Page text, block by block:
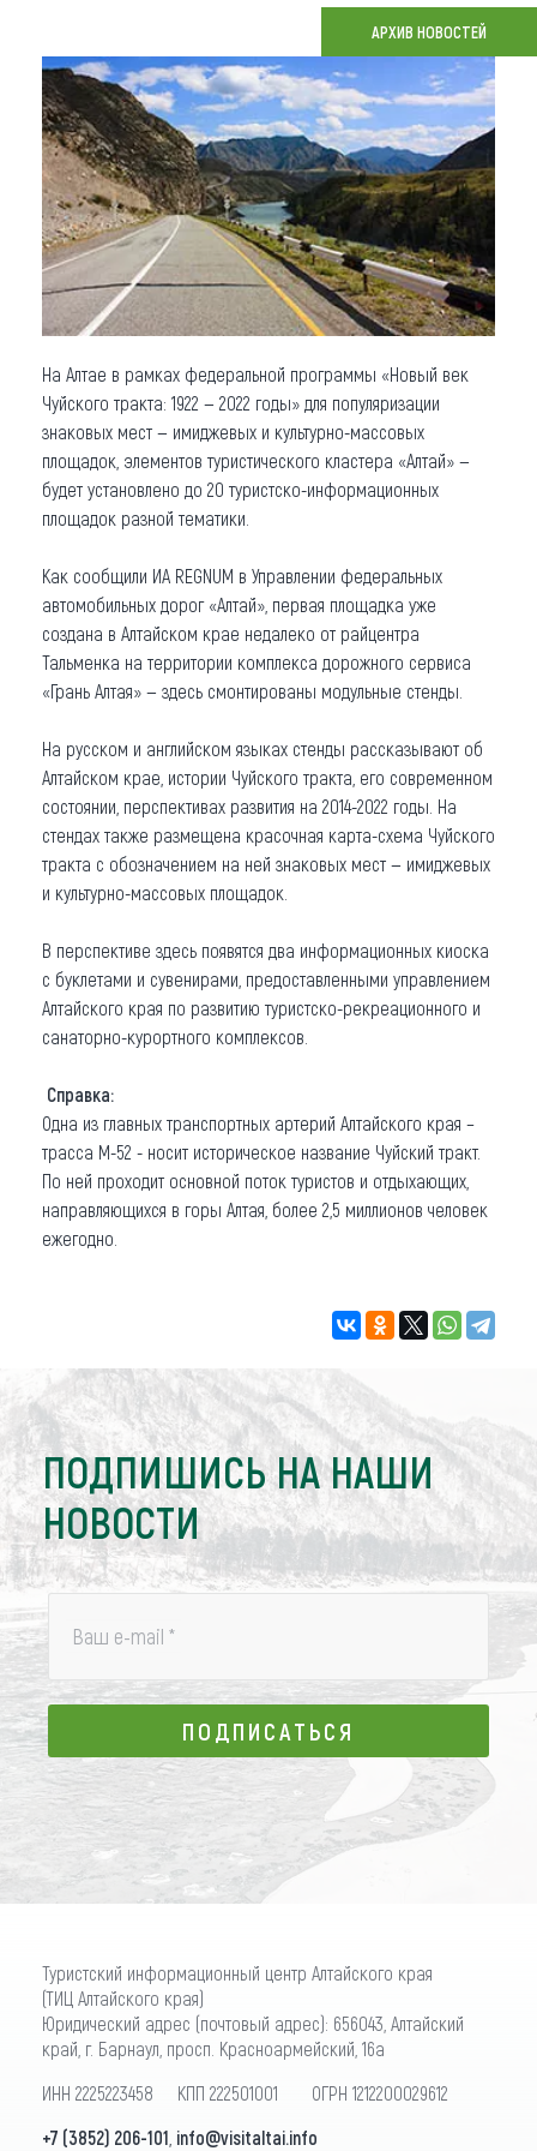
О регионе
Коллекция впечатлений
Другие рубрики
АРХИВ НОВОСТЕЙ
На Алтае в рамках федеральной программы «Новый век
Чуйского тракта: 1922 — 2022 годы» для популяризации
знаковых мест — имиджевых и культурно-массовых
площадок, элементов туристического кластера «Алтай» —
будет установлено до 20 туристско-информационных
площадок разной тематики.
Как сообщили ИА REGNUM в Управлении федеральных
автомобильных дорог «Алтай», первая площадка уже
создана в Алтайском крае недалеко от райцентра
Тальменка на территории комплекса дорожного сервиса
«Грань Алтая» — здесь смонтированы модульные стенды.
На русском и английском языках стенды рассказывают об
Алтайском крае, истории Чуйского тракта, его современном
состоянии, перспективах развития на 2014-2022 годы. На
стендах также размещена красочная карта-схема Чуйского
тракта с обозначением на ней знаковых мест — имиджевых
и культурно-массовых площадок.
В перспективе здесь появятся два информационных киоска
с буклетами и сувенирами, предоставленными управлением
Алтайского края по развитию туристско-рекреационного и
санаторно-курортного комплексов.
Справка:
Одна из главных транспортных артерий Алтайского края –
трасса М-52 - носит историческое название Чуйский тракт.
По ней проходит основной поток туристов и отдыхающих,
направляющихся в горы Алтая, более 2,5 миллионов человек
ежегодно.
ПОДПИШИСЬ НА НАШИ
НОВОСТИ
Ваш e-mail *
ПОДПИСАТЬСЯ
ПОДПИСАТЬСЯ
Туристский информационный центр Алтайского края
(ТИЦ Алтайского края)
Юридический адрес (почтовый адрес): 656043, Алтайский
край, г. Барнаул, просп. Красноармейский, 16а
ИНН 2225223458 КПП 222501001 ОГРН 1212200029612
+7 (3852) 206-101 info@visitaltai.info